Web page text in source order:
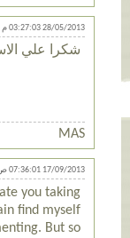
28/05/2013 03:27:03 م
شكرا علي
MAS
17/09/2013 07:36:01 ص
you taking
find myself
But so